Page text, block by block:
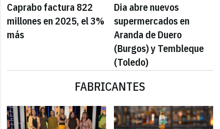
Caprabo factura 822
millones en 2025, el 3%
más
Dia abre nuevos
supermercados en
Aranda de Duero
(Burgos) y Tembleque
(Toledo)
FABRICANTES